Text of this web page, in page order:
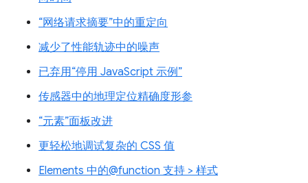
“网络请求摘要”中的重定向
减少了性能轨迹中的噪声
已弃用“停用 JavaScript 示例”
传感器中的地理定位精确度形参
“元素”面板改进
更轻松地调试复杂的 CSS 值
Elements 中的@function 支持 > 样式